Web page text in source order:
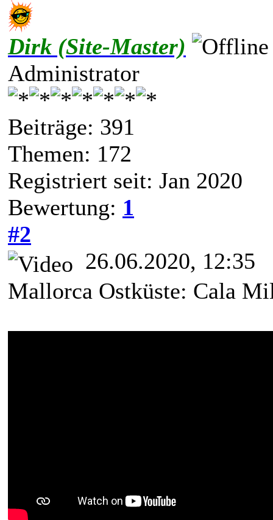
Dirk (Site-Master)
Administrator
Beiträge: 391
Themen: 172
Registriert seit: Jan 2020
Bewertung: 1
#2
26.06.2020, 12:35
Mallorca Ostküste: Cala